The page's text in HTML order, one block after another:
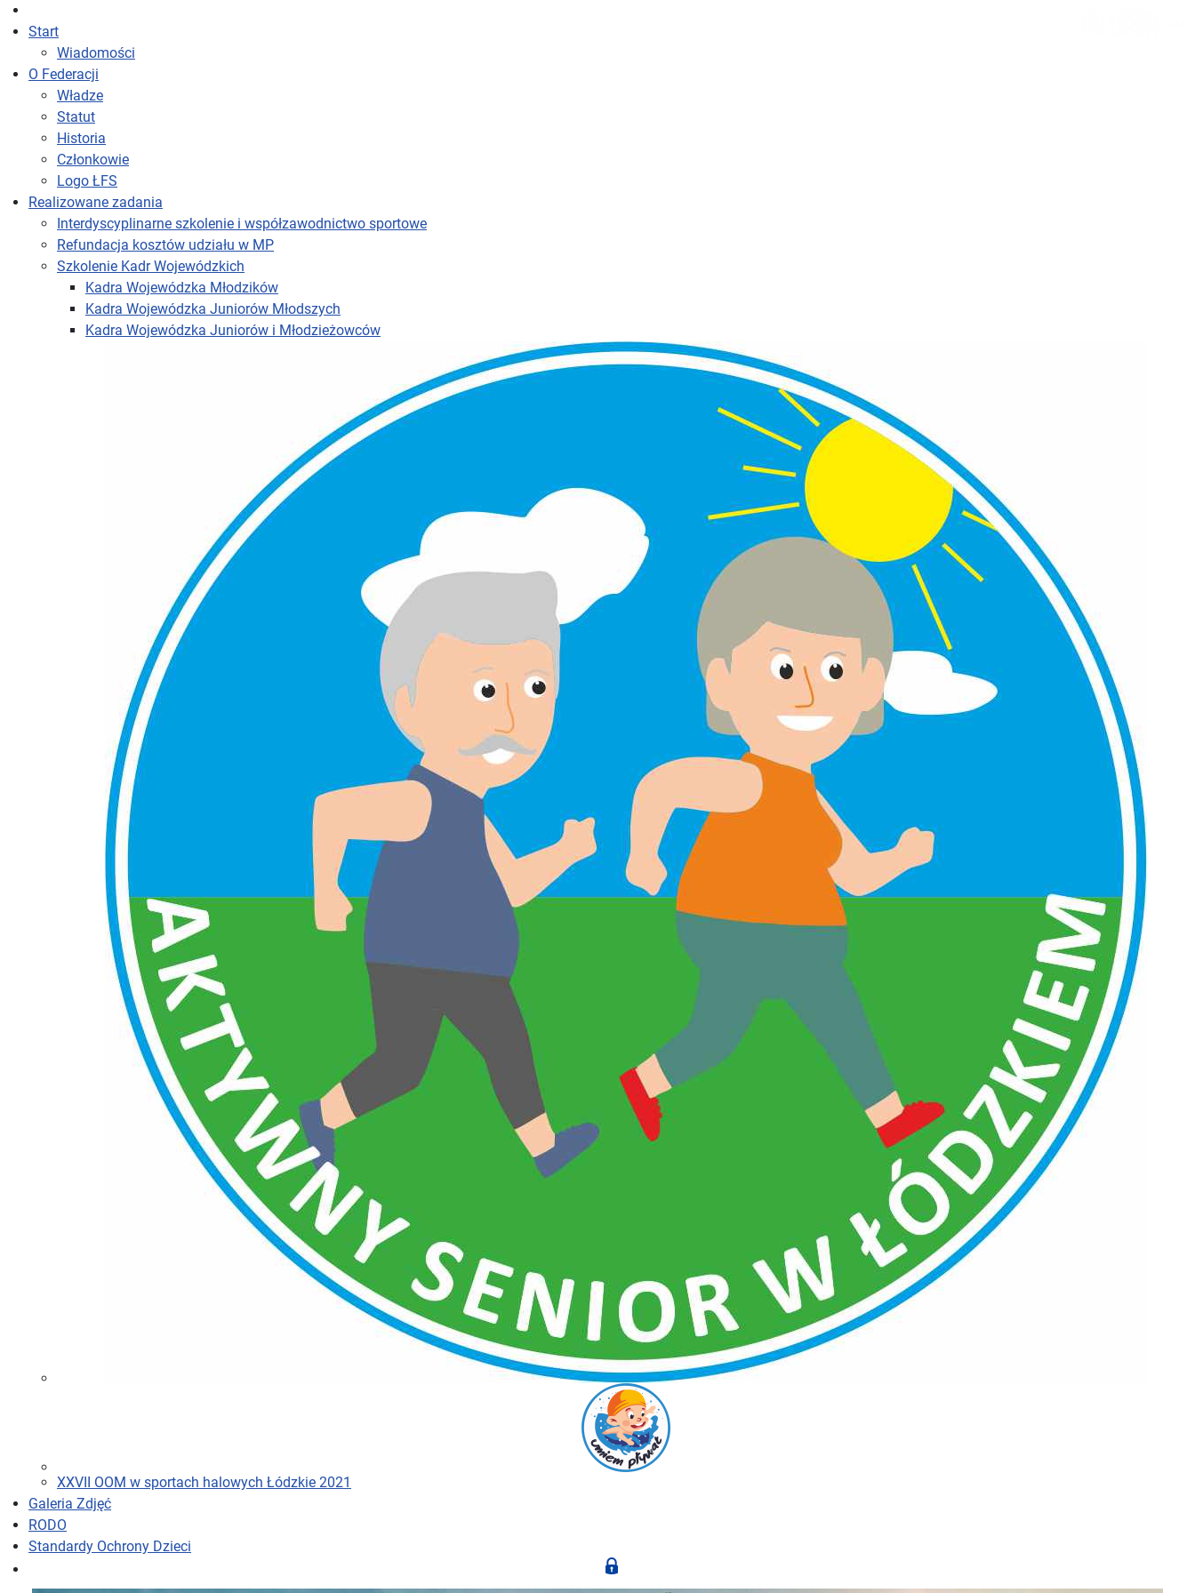
Start
Wiadomości
O Federacji
Władze
Statut
Historia
Członkowie
Logo ŁFS
Realizowane zadania
Interdyscyplinarne szkolenie i współzawodnictwo sportowe
Refundacja kosztów udziału w MP
Szkolenie Kadr Wojewódzkich
Kadra Wojewódzka Młodzików
Kadra Wojewódzka Juniorów Młodszych
Kadra Wojewódzka Juniorów i Młodzieżowców
XXVII OOM w sportach halowych Łódzkie 2021
Galeria Zdjęć
RODO
Standardy Ochrony Dzieci